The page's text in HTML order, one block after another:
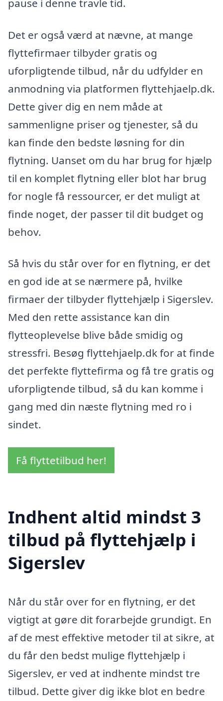
pause i denne travle tid.
Det er også værd at nævne, at mange
flyttefirmaer tilbyder gratis og
uforpligtende tilbud, når du udfylder en
anmodning via platformen flyttehjaelp.dk.
Dette giver dig en nem måde at
sammenligne priser og tjenester, så du
kan finde den bedste løsning for din
flytning. Uanset om du har brug for hjælp
til en komplet flytning eller blot har brug
for nogle få ressourcer, er det muligt at
finde noget, der passer til dit budget og
behov.
Så hvis du står over for en flytning, er det
en god ide at se nærmere på, hvilke
firmaer der tilbyder flyttehjælp i Sigerslev.
Med den rette assistance kan din
flytteoplevelse blive både smidig og
stressfri. Besøg flyttehjaelp.dk for at finde
det perfekte flyttefirma og få tre gratis og
uforpligtende tilbud, så du kan komme i
gang med din næste flytning med ro i
sindet.
Få flyttetilbud her!
Indhent altid mindst 3
tilbud på flyttehjælp i
Sigerslev
Når du står over for en flytning, er det
vigtigt at gøre dit forarbejde grundigt. En
af de mest effektive metoder til at sikre, at
du får den bedst mulige flyttehjælp i
Sigerslev, er ved at indhente mindst tre
tilbud. Dette giver dig ikke blot en bedre